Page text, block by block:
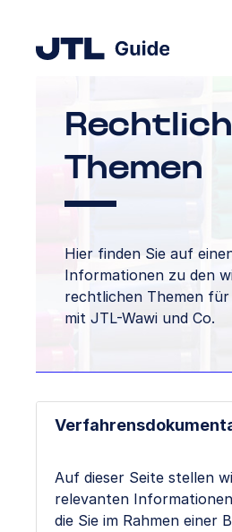
Themen
Hier finden Sie auf
Informationen zu den
rechtlichen Themen für
mit JTL-Wawi und Co.
Auf dieser Seite stellen
relevanten
die Sie im Rahmen einer